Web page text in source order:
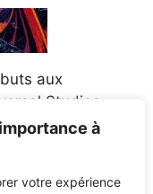
à
votre expérience
aux
Studios